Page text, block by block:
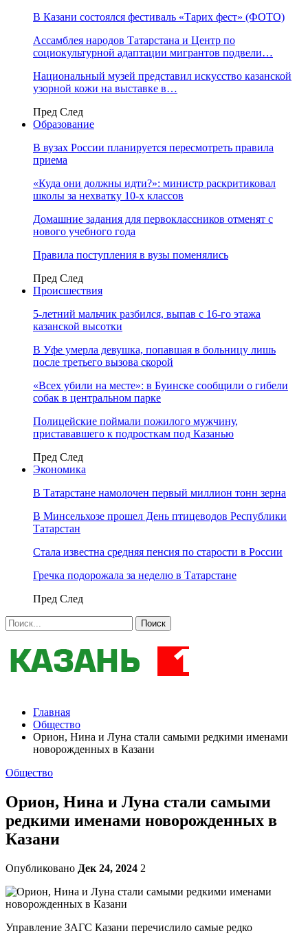
В Казани состоялся фестиваль «Тарих фест» (ФОТО)
Ассамблея народов Татарстана и Центр по
социокультурной адаптации мигрантов подвели…
Национальный музей представил искусство казанской
узорной кожи на выставке в…
Пред След
Образование
В вузах России планируется пересмотреть правила
приема
«Куда они должны идти?»: министр раскритиковал
школы за нехватку 10-х классов
Домашние задания для первоклассников отменят с
нового учебного года
Правила поступления в вузы поменялись
Пред След
Происшествия
5-летний мальчик разбился, выпав с 16-го этажа
казанской высотки
В Уфе умерла девушка, попавшая в больницу лишь
после третьего вызова скорой
«Всех убили на месте»: в Буинске сообщили о гибели
собак в центральном парке
Полицейские поймали пожилого мужчину,
пристававшего к подросткам под Казанью
Пред След
Экономика
В Татарстане намолочен первый миллион тонн зерна
В Минсельхозе прошел День птицеводов Республики
Татарстан
Стала известна средняя пенсия по старости в России
Гречка подорожала за неделю в Татарстане
Пред След
Главная
Общество
Орион, Нина и Луна стали самыми редкими именами
новорожденных в Казани
Общество
Орион, Нина и Луна стали самыми
редкими именами новорожденных в
Казани
Опубликовано Дек 24, 2024 2
Управление ЗАГС Казани перечислило самые редко